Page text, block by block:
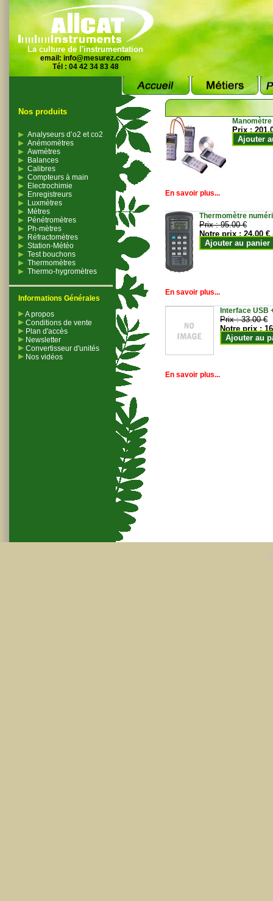
La culture de l'instrumentation
email: info@mesurez.com
Tél : 04 42 34 83 48
Nos produits
Analyseurs d’o2 et co2
Anémomètres
Awmètres
Balances
Calibres
Compteurs à main
Electrochimie
Enregistreurs
Luxmètres
Mètres
Pénétromètres
Ph-mètres
Réfractomètres
Station-Météo
Test bouchons
Thermomètres
Thermo-hygromètres
Informations Générales
A propos
Conditions de vente
Plan d'accès
Newsletter
Convertisseur d'unités
Nos vidéos
Prix :
Ajouter
En savoir plus...
Thermomètre
Prix :95.00 €
Notre prix :24.00 €
Ajouter au panier
En savoir plus...
Interface USB
Prix :33.00 €
Notre prix :
Ajouter au
En savoir plus...